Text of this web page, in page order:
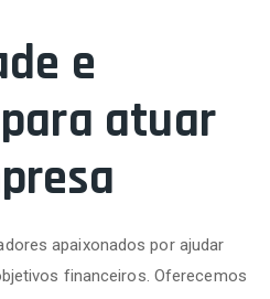
e
atuar
apaixonados por ajudar
financeiros. Oferecemos